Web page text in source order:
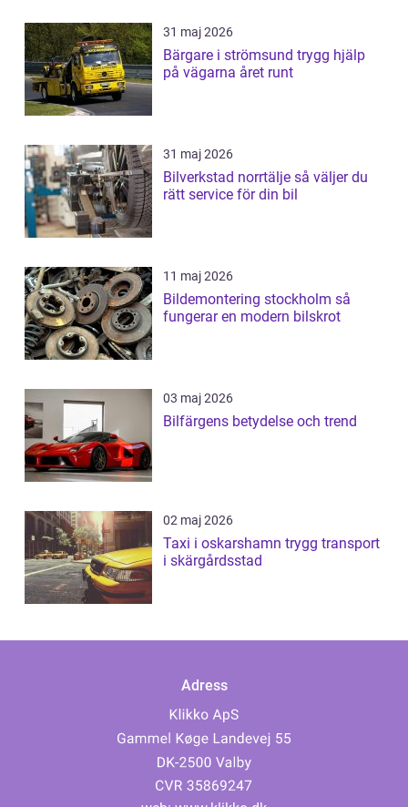
31 maj 2026
Bärgare i strömsund trygg hjälp
på vägarna året runt
31 maj 2026
Bilverkstad norrtälje så väljer du
rätt service för din bil
11 maj 2026
Bildemontering stockholm så
fungerar en modern bilskrot
03 maj 2026
Bilfärgens betydelse och trend
02 maj 2026
Taxi i oskarshamn trygg transport
i skärgårdsstad
Adress